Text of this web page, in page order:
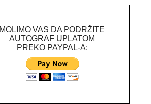
MOLIMO VAS DA PODRŽITE
AUTOGRAF UPLATOM
PREKO PAYPAL-A: